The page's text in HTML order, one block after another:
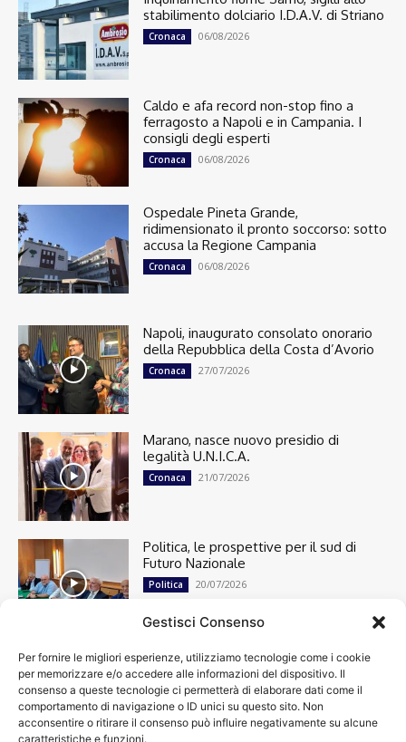
Gestisci Consenso
Per fornire le migliori esperienze, utilizziamo tecnologie come i cookie
per memorizzare e/o accedere alle informazioni del dispositivo. Il
consenso a queste tecnologie ci permetterà di elaborare dati come il
comportamento di navigazione o ID unici su questo sito. Non
acconsentire o ritirare il consenso può influire negativamente su alcune
caratteristiche e funzioni.
stabilimento dolciario I.D.A.V. di Striano
Cronaca 06/08/2026
Caldo e afa record non-stop fino a
ferragosto a Napoli e in Campania. I
consigli degli esperti
Cronaca 06/08/2026
Ospedale Pineta Grande,
ridimensionato il pronto soccorso: sotto
accusa la Regione Campania
Cronaca 06/08/2026
Napoli, inaugurato consolato onorario
della Repubblica della Costa d’Avorio
Cronaca 27/07/2026
Marano, nasce nuovo presidio di
legalità U.N.I.C.A.
Cronaca 21/07/2026
Politica, le prospettive per il sud di
Futuro Nazionale
Politica 20/07/2026
Cronaca
13492
Attualità
7299
top
News
4208